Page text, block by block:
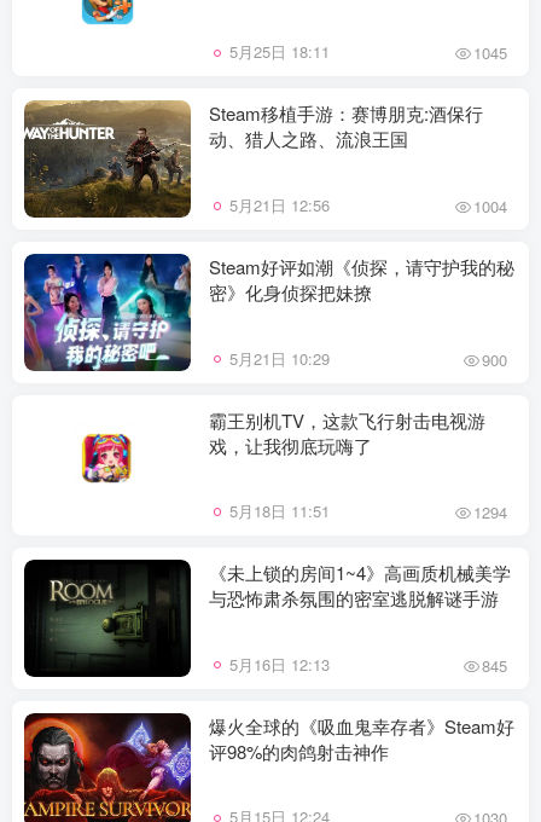
5月25日 18:11 1045
Steam移植手游：赛博朋克:酒保行
动、猎人之路、流浪王国
5月21日 12:56 1004
Steam好评如潮《侦探，请守护我的秘
密》化身侦探把妹撩
5月21日 10:29 900
霸王别机TV，这款飞行射击电视游
戏，让我彻底玩嗨了
5月18日 11:51 1294
《未上锁的房间1~4》高画质机械美学
与恐怖肃杀氛围的密室逃脱解谜手游
5月16日 12:13 845
爆火全球的《吸血鬼幸存者》Steam好
评98%的肉鸽射击神作
5月15日 12:24